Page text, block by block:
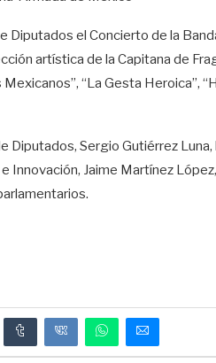
Diputados el Concierto de la
artística de la Capitana de
“La Gesta Heroica”,
Diputados, Sergio Gutiérrez Luna,
Innovación, Jaime Martínez